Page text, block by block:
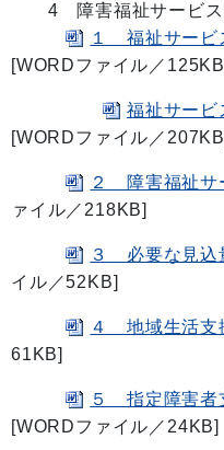
4 障害福祉サービス
１ 福祉サービ
[WORDファイル／
福祉サービ
[WORDファイル／
２ 障害福祉サ
ァイル／218KB]
３ 必要な見込
イル／52KB]
４ 地域生活支
61KB]
５ 指定障害者
[WORDファイル／24KB]